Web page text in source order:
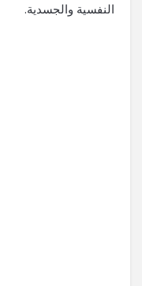
النفسية والجسدية.